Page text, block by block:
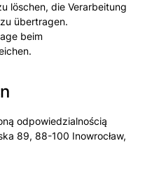
löschen, die Verarbeitung
übertragen.
beim
odpowiedzialnością
89, 88-100 Inowrocław,